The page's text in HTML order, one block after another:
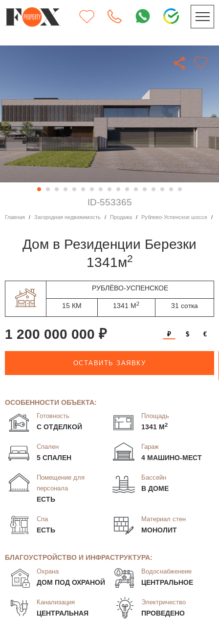
ID-553365
Главная Загородная недвижимость Продажа Рублево-Успенское шоссе
дом в Резиденции Березки
1341м2
РУБЛЁВО-УСПЕНСКОЕ
15 КМ 1341 М2 31 сотка
1 200 000 000 ₽ ₽ $ €
ОСТАВИТЬ ЗАЯВКУ
ОСОБЕННОСТИ ОБЪЕКТА:
Готовность
С ОТДЕЛКОЙ
Площадь
1341 М2
Спален
5 СПАЛЕН
Гараж
4 МАШИНО-МЕСТ
Помещение для
персонала
ЕСТЬ
Бассейн
В ДОМЕ
Спа
ЕСТЬ
Материал стен
МОНОЛИТ
БЛАГОУСТРОЙСТВО И ИНФРАСТРУКТУРА:
Охрана
ДОМ ПОД ОХРАНОЙ
Водоснабженеие
ЦЕНТРАЛЬНОЕ
Канализация
ЦЕНТРАЛЬНАЯ
Электричество
ПРОВЕДЕНО